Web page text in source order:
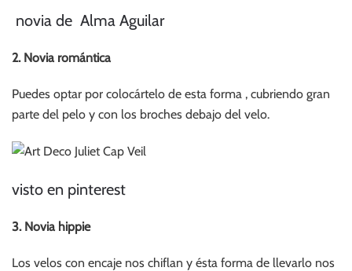
novia de Alma Aguilar
2. Novia romántica
Puedes optar por colocártelo de esta forma , cubriendo gran
parte del pelo y con los broches debajo del velo.
visto en pinterest
3. Novia hippie
Los velos con encaje nos chiflan y ésta forma de llevarlo nos